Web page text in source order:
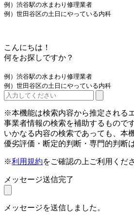
例）渋谷駅の水まわり修理業者
例）世田谷区の土日にやっている内科
こんにちは！
何をお探しですか？
例）渋谷駅の水まわり修理業者
例）世田谷区の土日にやっている内科
※本機能は検索内容から推定される
事業者情報の検索を補助するものです
いかなる内容の検索であっても、本
優劣評価・断定的判断・専門的判断
※利用規約をご確認の上ご利用くだ
メッセージ送信完了
メッセージを送信しました。